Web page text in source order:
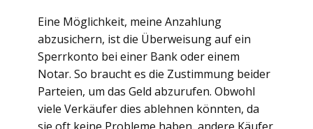
Eine Möglichkeit, meine Anzahlung
abzusichern, ist die Überweisung auf ein
Sperrkonto bei einer Bank oder einem
Notar. So braucht es die Zustimmung beider
Parteien, um das Geld abzurufen. Obwohl
viele Verkäufer dies ablehnen könnten, da